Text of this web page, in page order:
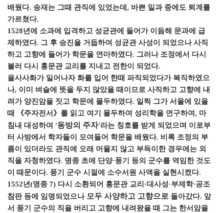
배웠다. 송재는 그때 관직에 있었는데, 바쁜 일과 중에도 퇴계를
가르쳤다.
1528년에 소과에 입격하고 성균관에 들어가 이듬해 문과에 급
제하였다. 그 후 승진을 거듭하여 성균관 사성이 되었으나 사직
하고 고향에 들어가 학문을 연마하였다. 그러나 조정에서 다시
불러 다시 홍문관 교리를 지내고 전한이 되었다.
을사사화가 일어나자 화를 입어 한때 파직되었다가 복직하였으
나, 이미 벼슬에 뜻을 두지 않았을 때이므로 사직하고 고향에 내
려가 양진암을 짓고 학문에 몰두하였다. 일찍 그가 서울에 있을
때 《주자전서》를 읽고 여기 몰두하여 성리학을 연구하여, 마
침내 대성하여 '동방의 주자'라는 칭호를 받게 되었으며 이로부
터 사방에서 학자들이 모여들어 학문을 배웠다. 비록 조정의 부
름이 있더라도 관직에 오래 머물지 않고 부득이한 경우에는 외
직을 자청하였다. 명종 초에 단양·풍기 등의 군수를 역임한 것도
이 때문이다. 풍기 군수 시절에 소수서원 사액을 실현시켰다.
1552년(명종 7) 다시 소환되어 홍문관 교리·대사성·부제학·공조
참판 등에 임명되었으나 모두 사양하고 고향으로 돌아갔다. 앞
서 풍기 군수의 직을 버리고 고향에 내려왔을 때 그는 한서암을